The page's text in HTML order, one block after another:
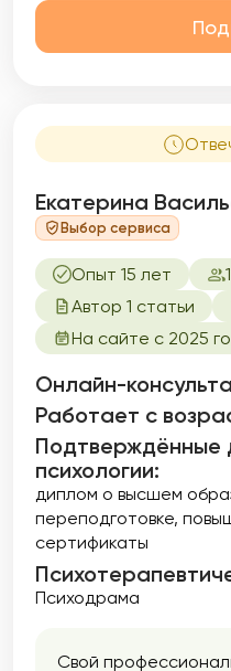
Екатерина
Выбор сервиса
Опыт 15 лет
Автор 1 статьи
На сайте с 2025
Онлайн-
Работает с
Подтверждённые
психологии:
диплом о высшем
переподготовке
сертификаты
Психодрама
Свой